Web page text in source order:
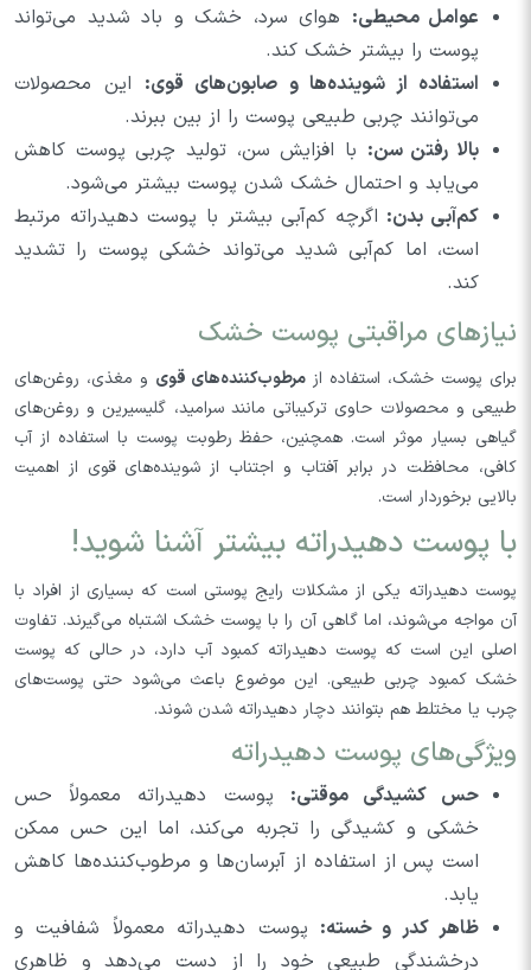
عوامل محیطی: هوای سرد، خشک و باد شدید می‌تواند
پوست را بیشتر خشک کند.
استفاده از شوینده‌ها و صابون‌های قوی: این محصولات
می‌توانند چربی طبیعی پوست را از بین ببرند.
بالا رفتن سن: با افزایش سن، تولید چربی پوست کاهش
می‌یابد و احتمال خشک شدن پوست بیشتر می‌شود.
کم‌آبی بدن: اگرچه کم‌آبی بیشتر با پوست دهیدراته مرتبط
است، اما کم‌آبی شدید می‌تواند خشکی پوست را تشدید
کند.
نیازهای مراقبتی پوست خشک
برای پوست خشک، استفاده از مرطوب‌کننده‌های قوی و مغذی، روغن‌های
طبیعی و محصولات حاوی ترکیباتی مانند سرامید، گلیسیرین و روغن‌های
گیاهی بسیار موثر است. همچنین، حفظ رطوبت پوست با استفاده از آب
کافی، محافظت در برابر آفتاب و اجتناب از شوینده‌های قوی از اهمیت
بالایی برخوردار است.
با پوست دهیدراته بیشتر آشنا شوید!
پوست دهیدراته یکی از مشکلات رایج پوستی است که بسیاری از افراد با
آن مواجه می‌شوند، اما گاهی آن را با پوست خشک اشتباه می‌گیرند. تفاوت
اصلی این است که پوست دهیدراته کمبود آب دارد، در حالی که پوست
خشک کمبود چربی طبیعی. این موضوع باعث می‌شود حتی پوست‌های
چرب یا مختلط هم بتوانند دچار دهیدراته شدن شوند.
ویژگی‌های پوست دهیدراته
حس کشیدگی موقتی: پوست دهیدراته معمولاً حس
خشکی و کشیدگی را تجربه می‌کند، اما این حس ممکن
است پس از استفاده از آبرسان‌ها و مرطوب‌کننده‌ها کاهش
یابد.
ظاهر کدر و خسته: پوست دهیدراته معمولاً شفافیت و
درخشندگی طبیعی خود را از دست می‌دهد و ظاهری